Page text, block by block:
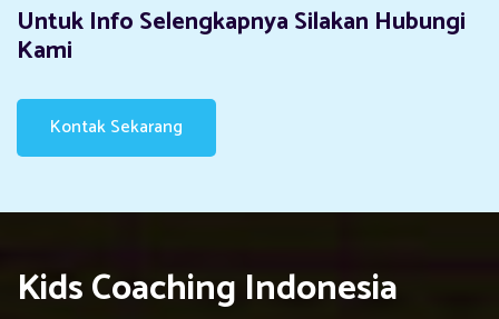
Untuk Info Selengkapnya Silakan Hubungi
Kami
Kontak Sekarang
Kids Coaching Indonesia